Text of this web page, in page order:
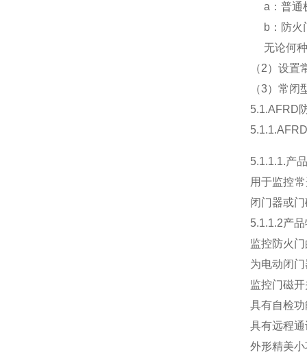
a：普通
b：防火
无论何种
（2）设
（3）常
5.1.AFRD
5.1.1.1.产
用于监控
闭门器或
5.1.1.2产
监控防火
为电动闭
监控门磁
具有自检
具有远程
外形精美